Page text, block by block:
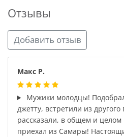
Отзывы
Добавить отзыв
Макс Р.
Мужики молодцы!
джетту, встретили из другого
рассказали, в общем и
приехал из Самары!